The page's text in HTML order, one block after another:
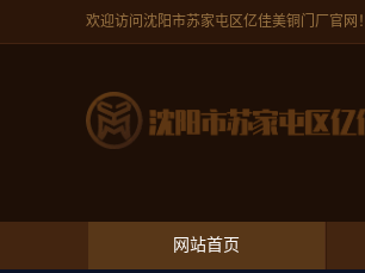
欢迎访问沈阳市苏家屯区亿佳美铜门厂官网！
网站首页